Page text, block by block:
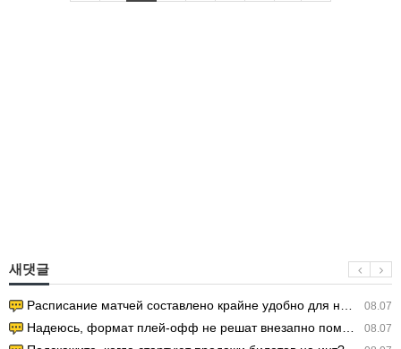
새댓글
08.07
Расписание матчей составлено крайне удобно для нашего часово…
08.07
Надеюсь, формат плей-офф не решат внезапно поменять. https:/…